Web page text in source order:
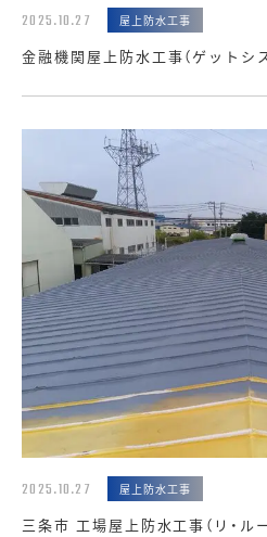
2025.10.27 屋上防水工事
金融機関屋上防水工事（ゲットシ
2025.10.27 屋上防水工事
三条市 工場屋上防水工事（リ・ル